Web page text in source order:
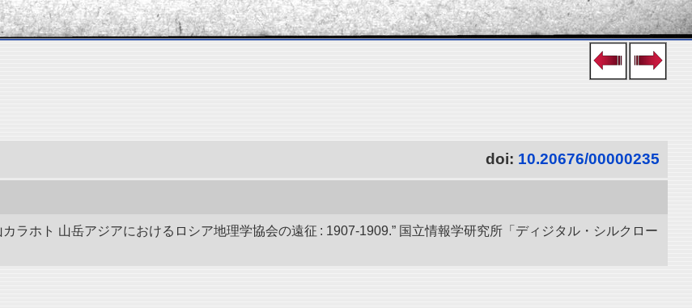
doi: 10.20676/00000235
ラホト 山岳アジアにおけるロシア地理学協会の遠征 : 1907-1909.” 国立情報学研究所「ディジタル・シルクロー